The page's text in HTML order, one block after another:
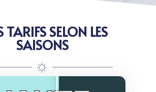
TARIFS SELON LES
SAISONS